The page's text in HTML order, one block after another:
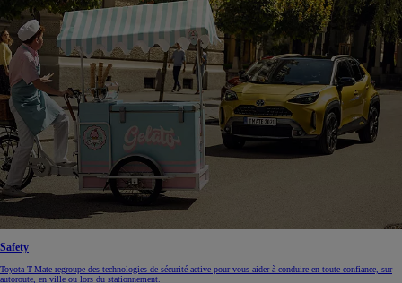
Safety
Toyota T-Mate regroupe des technologies de sécurité active pour vous aider à conduire en toute confiance, sur
autoroute, en ville ou lors du stationnement.